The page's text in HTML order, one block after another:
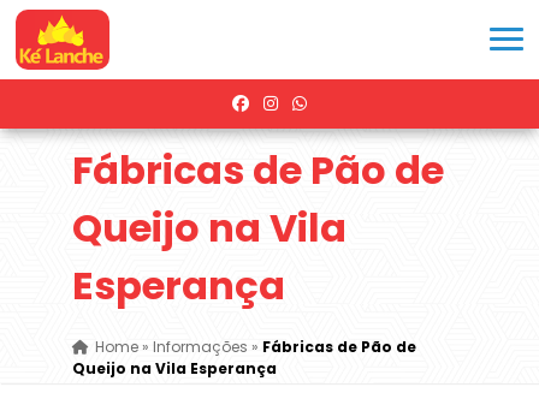
Fábricas de Pão de
Queijo na Vila
Esperança
Home» Informações » Fábricas de Pão de
Queijo na Vila Esperança